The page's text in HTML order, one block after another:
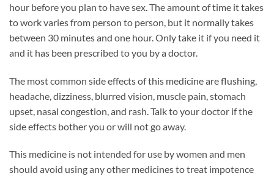
hour before you plan to have sex. The amount of time it takes
to work varies from person to person, but it normally takes
between 30 minutes and one hour. Only take it if you need it
and it has been prescribed to you by a doctor.
The most common side effects of this medicine are flushing,
headache, dizziness, blurred vision, muscle pain, stomach
upset, nasal congestion, and rash. Talk to your doctor if the
side effects bother you or will not go away.
This medicine is not intended for use by women and men
should avoid using any other medicines to treat impotence